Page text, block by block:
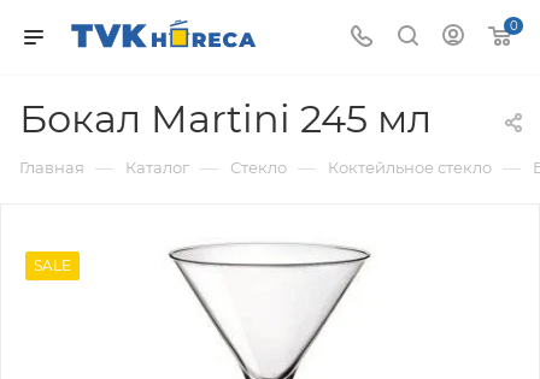
0
Бокал Martini 245 мл
Главная — Каталог — Стекло — Коктейльное стекло —
SALE